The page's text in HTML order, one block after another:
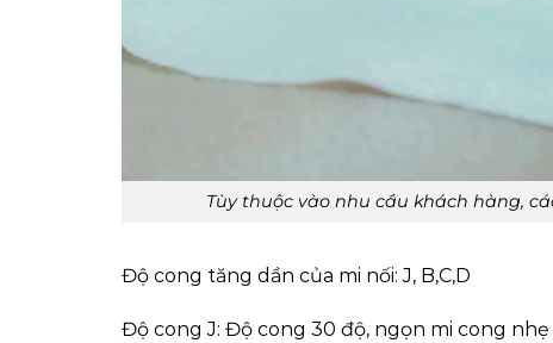
Tùy thuộc vào nhu cầu khách hàng,
Độ cong tăng dần của mi nối: J, B,C,D
Độ cong J: Độ cong 30 độ, ngọn mi cong